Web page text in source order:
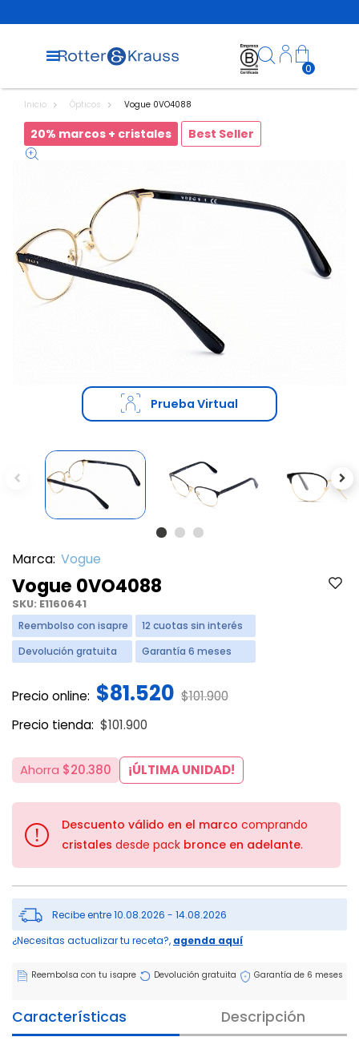
0
Inicio Ópticos Vogue 0VO4088
20% marcos + cristales Best Seller
Prueba Virtual
Previous
Marca: Vogue
Vogue 0VO4088
SKU: E1160641
Reembolso con isapre
12 cuotas sin interés
Devolución gratuita
Garantía 6 meses
Precio online: $81.520 Price reduced from
$101.900to
Precio tienda:
Price reduced from
$101.900
Ahorra $20.380 ¡ÚLTIMA UNIDAD!
! Descuento válido en el marco comprando
cristales desde pack bronce en adelante.
Recibe entre 10.08.2026 - 14.08.2026
¿Necesitas actualizar tu receta?, agenda aquí
Reembolsa con tu isapre Devolución gratuita Garantía de 6 meses
Características Descripción